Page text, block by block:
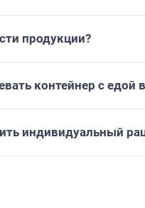
продукции?
контейнер с едой
индивидуальный